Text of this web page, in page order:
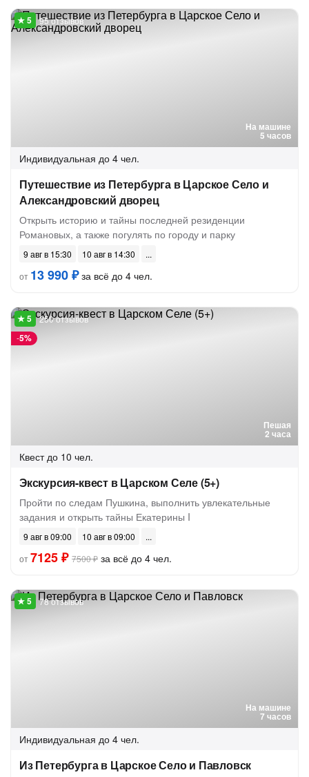
На машине
5 часов
95 отзывов
Индивидуальная до 4 чел.
Путешествие из Петербурга в Царское Село и
Александровский дворец
Открыть историю и тайны последней резиденции
Романовых, а также погулять по городу и парку
9 авг в 15:30
10 авг в 14:30
от 13 990 ₽за всё до 4 чел.
Пешая
2 часа
-5%
250 отзывов
Квест до 10 чел.
Экскурсия-квест в Царском Селе (5+)
Пройти по следам Пушкина, выполнить увлекательные
задания и открыть тайны Екатерины I
9 авг в 09:00
10 авг в 09:00
от7125 ₽ 7500 ₽ за всё до 4 чел.
На машине
7 часов
78 отзывов
Индивидуальная до 4 чел.
Из Петербурга в Царское Село и Павловск